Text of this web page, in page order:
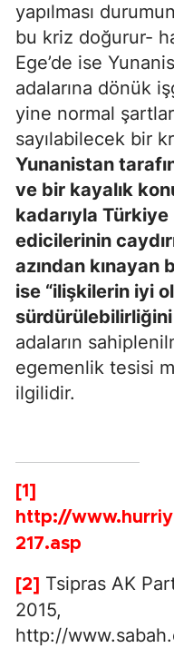
yapılması
bu kriz doğurur-
Ege’de ise
adalarına dönük
yine normal
sayılabilecek bir
Yunanistan
ve bir kayalık
kadarıyla Türkiye
edicilerinin
azından kınayan
ise “ilişkilerin iyi
adaların
egemenlik tesisi
ilgilidir.
[1]
http://
217.asp
[2] Tsipras AK
2015,
http://